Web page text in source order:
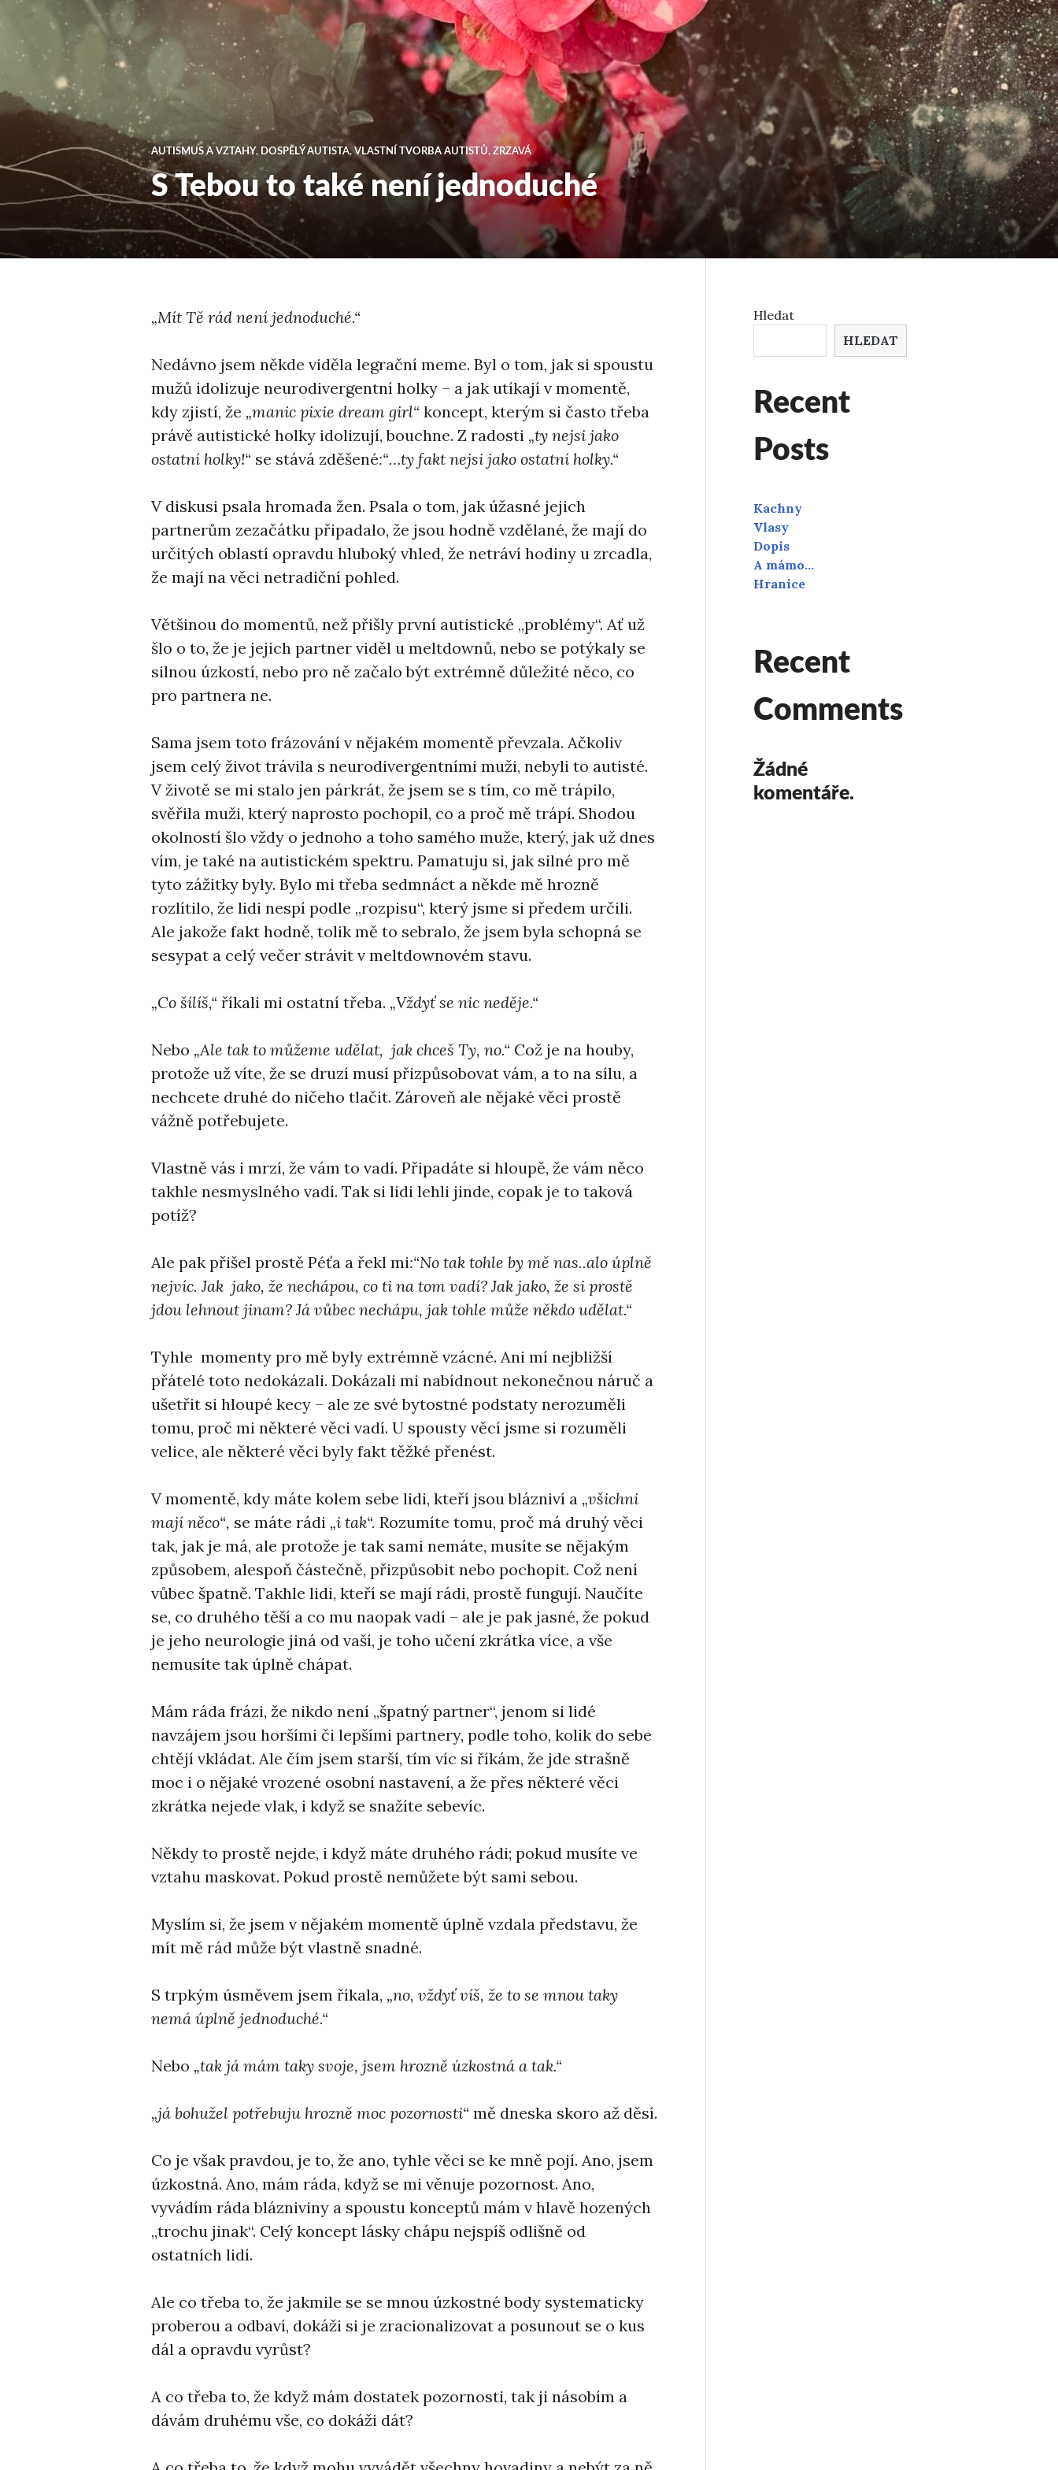
AUTISMUS A VZTAHY, DOSPĚLÝ AUTISTA,VLASTNÍ TVORBA AUTISTŮ, ZRZAVÁ
S Tebou to také není jednoduché
„Mít Tě rád není jednoduché.“
Nedávno jsem někde viděla legrační meme. Byl o tom, jak si spoustu
mužů idolizuje neurodivergentní holky – a jak utíkají v momentě,
kdy zjistí, že „manic pixie dream girl“ koncept, kterým si často třeba
právě autistické holky idolizují, bouchne. Z radosti „ty nejsi jako
ostatní holky!“ se stává zděšené:“…ty fakt nejsi jako ostatní holky.“
V diskusi psala hromada žen. Psala o tom, jak úžasné jejich
partnerům zezačátku připadalo, že jsou hodně vzdělané, že mají do
určitých oblastí opravdu hluboký vhled, že netráví hodiny u zrcadla,
že mají na věci netradiční pohled.
Většinou do momentů, než přišly první autistické „problémy“. Ať už
šlo o to, že je jejich partner viděl u meltdownů, nebo se potýkaly se
silnou úzkostí, nebo pro ně začalo být extrémně důležité něco, co
pro partnera ne.
Sama jsem toto frázování v nějakém momentě převzala. Ačkoliv
jsem celý život trávila s neurodivergentními muži, nebyli to autisté.
V životě se mi stalo jen párkrát, že jsem se s tím, co mě trápilo,
svěřila muži, který naprosto pochopil, co a proč mě trápí. Shodou
okolností šlo vždy o jednoho a toho samého muže, který, jak už dnes
vím, je také na autistickém spektru. Pamatuju si, jak silné pro mě
tyto zážitky byly. Bylo mi třeba sedmnáct a někde mě hrozně
rozlítilo, že lidi nespí podle „rozpisu“, který jsme si předem určili.
Ale jakože fakt hodně, tolik mě to sebralo, že jsem byla schopná se
sesypat a celý večer strávit v meltdownovém stavu.
„Co šílíš,“ říkali mi ostatní třeba. „Vždyť se nic neděje.“
Nebo „Ale tak to můžeme udělat, jak chceš Ty, no.“ Což je na houby,
protože už víte, že se druzí musí přizpůsobovat vám, a to na sílu, a
nechcete druhé do ničeho tlačit. Zároveň ale nějaké věci prostě
vážně potřebujete.
Vlastně vás i mrzí, že vám to vadí. Připadáte si hloupě, že vám něco
takhle nesmyslného vadí. Tak si lidi lehli jinde, copak je to taková
potíž?
Ale pak přišel prostě Péťa a řekl mi:“No tak tohle by mě nas..alo úplně
nejvíc. Jak jako, že nechápou, co ti na tom vadí? Jak jako, že si prostě
jdou lehnout jinam? Já vůbec nechápu, jak tohle může někdo udělat.“
Tyhle momenty pro mě byly extrémně vzácné. Ani mí nejbližší
přátelé toto nedokázali. Dokázali mi nabídnout nekonečnou náruč a
ušetřit si hloupé kecy – ale ze své bytostné podstaty nerozuměli
tomu, proč mi některé věci vadí. U spousty věcí jsme si rozuměli
velice, ale některé věci byly fakt těžké přenést.
V momentě, kdy máte kolem sebe lidi, kteří jsou blázniví a „všichni
mají něco“, se máte rádi „i tak“. Rozumíte tomu, proč má druhý věci
tak, jak je má, ale protože je tak sami nemáte, musíte se nějakým
způsobem, alespoň částečně, přizpůsobit nebo pochopit. Což není
vůbec špatně. Takhle lidi, kteří se mají rádi, prostě fungují. Naučíte
se, co druhého těší a co mu naopak vadí – ale je pak jasné, že pokud
je jeho neurologie jiná od vaší, je toho učení zkrátka více, a vše
nemusíte tak úplně chápat.
Mám ráda frázi, že nikdo není „špatný partner“, jenom si lidé
navzájem jsou horšími či lepšími partnery, podle toho, kolik do sebe
chtějí vkládat. Ale čím jsem starší, tím víc si říkám, že jde strašně
moc i o nějaké vrozené osobní nastavení, a že přes některé věci
zkrátka nejede vlak, i když se snažíte sebevíc.
Někdy to prostě nejde, i když máte druhého rádi; pokud musíte ve
vztahu maskovat. Pokud prostě nemůžete být sami sebou.
Myslím si, že jsem v nějakém momentě úplně vzdala představu, že
mít mě rád může být vlastně snadné.
S trpkým úsměvem jsem říkala, „no, vždyť víš, že to se mnou taky
nemá úplně jednoduché.“
Nebo „tak já mám taky svoje, jsem hrozně úzkostná a tak.“
„já bohužel potřebuju hrozně moc pozornosti“ mě dneska skoro až děsí.
Co je však pravdou, je to, že ano, tyhle věci se ke mně pojí. Ano, jsem
úzkostná. Ano, mám ráda, když se mi věnuje pozornost. Ano,
vyvádím ráda blázniviny a spoustu konceptů mám v hlavě hozených
„trochu jinak“. Celý koncept lásky chápu nejspíš odlišně od
ostatních lidí.
Ale co třeba to, že jakmile se se mnou úzkostné body systematicky
proberou a odbaví, dokáži si je zracionalizovat a posunout se o kus
dál a opravdu vyrůst?
A co třeba to, že když mám dostatek pozornosti, tak ji násobím a
dávám druhému vše, co dokáži dát?
Hledat
HLEDAT
Recent
Posts
Kachny
Vlasy
Dopis
A mámo…
Hranice
Recent
Comments
Žádné
komentáře.